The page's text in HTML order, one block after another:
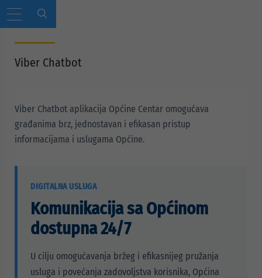
Viber Chatbot
Viber Chatbot aplikacija Općine Centar omogućava
građanima brz, jednostavan i efikasan pristup
informacijama i uslugama Općine.
DIGITALNA USLUGA
Komunikacija sa Općinom
dostupna 24/7
U cilju omogućavanja bržeg i efikasnijeg pružanja
usluga i povećanja zadovoljstva korisnika, Općina